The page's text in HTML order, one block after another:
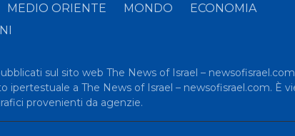
MEDIO ORIENTE MONDO
ECONOMIA
sul sito web The News of Israel –
ipertestuale a The News of Israel – newsofisrael.com. È
provenienti da agenzie.